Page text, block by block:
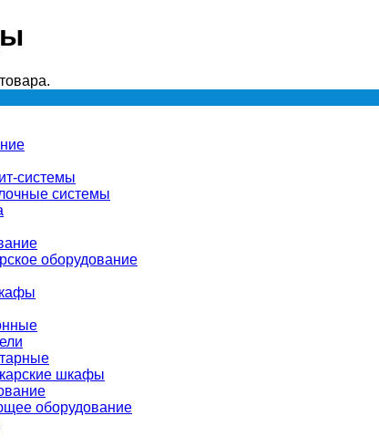
системы
системы
оборудование
шкафы
оборудование